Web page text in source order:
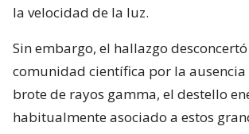
la velocidad de la luz.
Sin embargo, el hallazgo
comunidad científica por la
brote de rayos gamma, el destello
habitualmente asociado a estos